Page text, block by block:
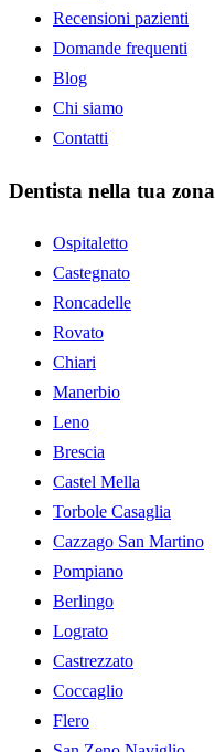
Recensioni pazienti
Domande frequenti
Blog
Chi siamo
Contatti
Dentista nella tua zona
Ospitaletto
Castegnato
Roncadelle
Rovato
Chiari
Manerbio
Leno
Brescia
Castel Mella
Torbole Casaglia
Cazzago San Martino
Pompiano
Berlingo
Lograto
Castrezzato
Coccaglio
Flero